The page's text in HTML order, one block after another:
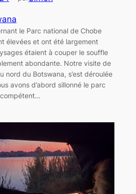
le Parc national de Chobe
élevées et ont été largement
étaient à couper le souffle
abondante. Notre visite de
nord du Botswana, s’est déroulée
avons d’abord sillonné le parc